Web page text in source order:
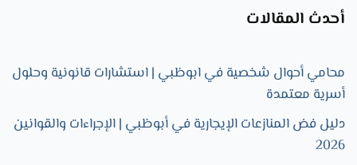
أحدث المقالات
محامي أحوال شخصية في ابوظبي | استشارات قانونية وحلول
أسرية معتمدة
دليل فض المنازعات الإيجارية في أبوظبي | الإجراءات والقوانين
2026